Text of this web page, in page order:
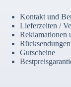
der
Produktseite
gewählt
werden
Kontakt und
Lieferzeiten /
Reklamationen
Rücksendungen
Gutscheine